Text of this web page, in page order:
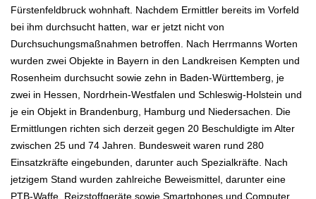
Fürstenfeldbruck wohnhaft. Nachdem Ermittler bereits im Vorfeld
bei ihm durchsucht hatten, war er jetzt nicht von
Durchsuchungsmaßnahmen betroffen. Nach Herrmanns Worten
wurden zwei Objekte in Bayern in den Landkreisen Kempten und
Rosenheim durchsucht sowie zehn in Baden-Württemberg, je
zwei in Hessen, Nordrhein-Westfalen und Schleswig-Holstein und
je ein Objekt in Brandenburg, Hamburg und Niedersachen. Die
Ermittlungen richten sich derzeit gegen 20 Beschuldigte im Alter
zwischen 25 und 74 Jahren. Bundesweit waren rund 280
Einsatzkräfte eingebunden, darunter auch Spezialkräfte. Nach
jetzigem Stand wurden zahlreiche Beweismittel, darunter eine
PTB-Waffe, Reizstoffgeräte sowie Smartphones und Computer